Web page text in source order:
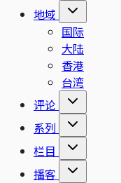
地域
国际
大陆
香港
台湾
评论
系列
栏目
播客